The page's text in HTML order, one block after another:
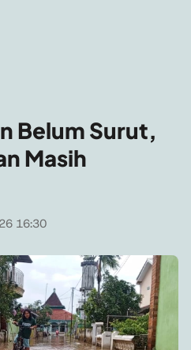
Belum Surut,
Masih
16:30